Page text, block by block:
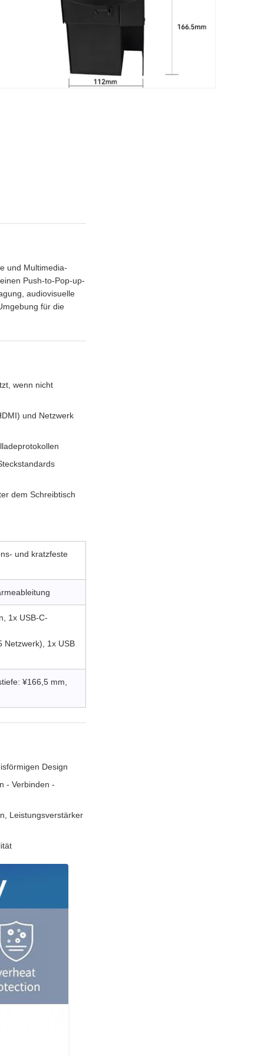
und Multimedia-
Push-to-Pop-up-
audiovisuelle
für die
wenn nicht
und Netzwerk
dem Schreibtisch
und kratzfeste
1x USB-C-
Netzwerk), 1x USB
¥166,5 mm,
Design
- Verbinden -
Leistungsverstärker